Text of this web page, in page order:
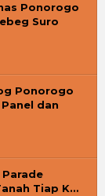
Ponorogo
Suro
Ponorogo
dan
Tiap K…